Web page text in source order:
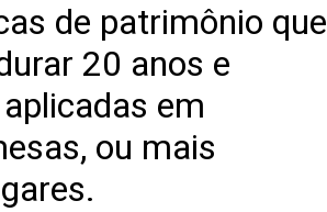
de patrimônio que
20 anos e
em
ou mais